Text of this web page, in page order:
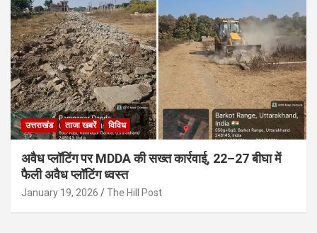
उत्तराखंड ताजा खबरें विविध
अवैध प्लॉटिंग पर MDDA की सख्त कार्रवाई, 22–27 बीघा में
फैली अवैध प्लॉटिंग ध्वस्त
January 19, 2026 The Hill Post